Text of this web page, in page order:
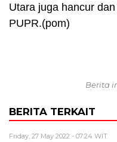
Utara juga hancur
PUPR.(pom)
Berita
BERITA TERKAIT
Friday, 27 May 2022 - 07:24 WIT